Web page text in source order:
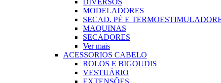
MODELADORES
SECAD. PÉ E
MAQUINAS
SECADORES
Ver mais
ACESSORIOS CABELO
ROLOS E BIGOUDIS
VESTUÁRIO
EXTENSÕES